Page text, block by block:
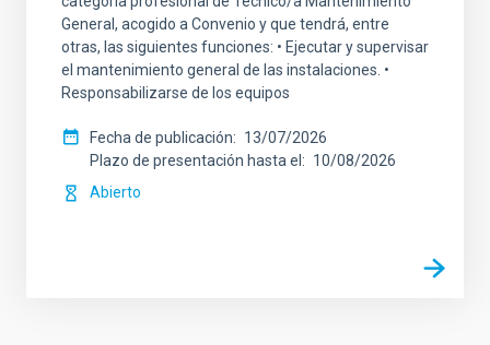
General, acogido a Convenio y que tendrá, entre
otras, las siguientes funciones: • Ejecutar y supervisar
el mantenimiento general de las instalaciones. •
Responsabilizarse de los equipos
Fecha de publicación
13/07/2026
Plazo de presentación hasta el
10/08/2026
Abierto